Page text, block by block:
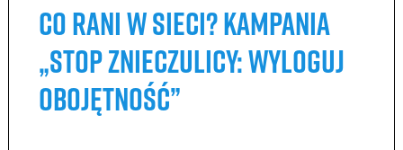
Co rani w sieci? Kampania
„STOP Znieczulicy: Wyloguj
Obojętność”